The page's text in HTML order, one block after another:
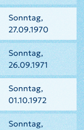
Sonntag,
27.09.1970
Sonntag,
26.09.1971
Sonntag,
01.10.1972
Sonntag,